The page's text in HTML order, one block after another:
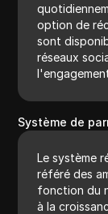
option de
sont
réseaux
Système de
Le système
référé des
fonction du
à la